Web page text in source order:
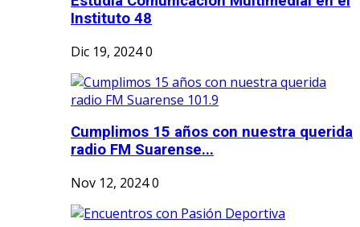
Instituto 48
Dic 19, 20240
Cumplimos 15 años con nuestra querida
radio FM Suarense...
Nov 12, 20240